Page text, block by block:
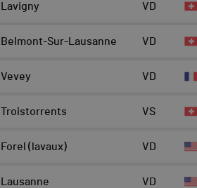
Lavigny VD
Belmont-Sur-Lausanne VD
Vevey VD
Troistorrents VS
Forel (lavaux) VD
Lausanne VD